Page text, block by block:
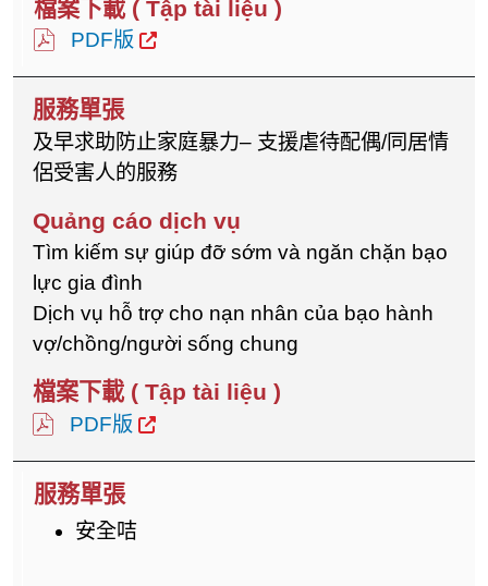
PDF版
及早求助防止家庭暴力– 支援虐待配偶/同居情
侶受害人的服務
Tìm kiếm sự giúp đỡ sớm và ngăn chặn bạo
lực gia đình
Dịch vụ hỗ trợ cho nạn nhân của bạo hành
vợ/chồng/người sống chung
PDF版
安全咭